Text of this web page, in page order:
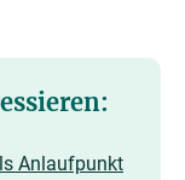
Anlaufpunkt